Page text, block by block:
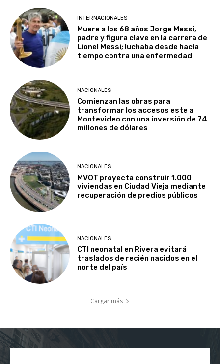
INTERNACIONALES
Muere a los 68 años Jorge Messi,
padre y figura clave en la carrera de
Lionel Messi; luchaba desde hacía
tiempo contra una enfermedad
NACIONALES
Comienzan las obras para
transformar los accesos este a
Montevideo con una inversión de 74
millones de dólares
NACIONALES
MVOT proyecta construir 1.000
viviendas en Ciudad Vieja mediante
recuperación de predios públicos
NACIONALES
CTI neonatal en Rivera evitará
traslados de recién nacidos en el
norte del país
Cargar más